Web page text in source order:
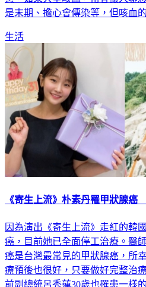
是末期、擔心會傳染等，但咳血
生活
《寄生上流》朴素丹罹甲狀腺
因為演出《寄生上流》走紅的韓
癌，目前她已全面停工治療。醫
癌是台灣最常見的甲狀腺癌，所
療預後也很好，只要做好完整治
前副總統呂秀蓮30歲也罹患一樣